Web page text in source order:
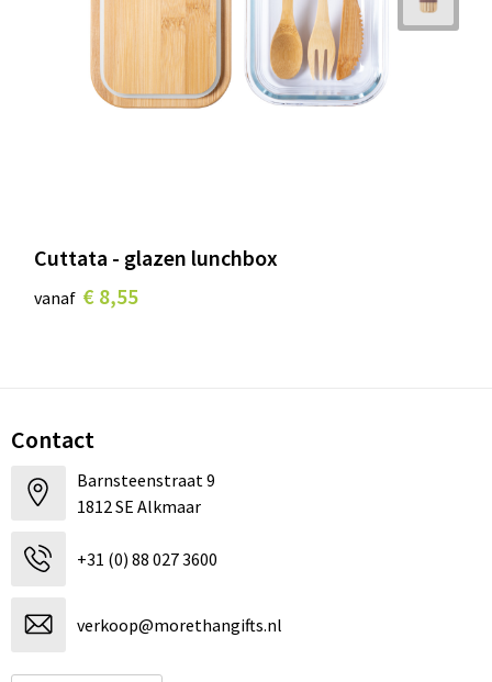
Cuttata - glazen lunchbox
vanaf € 8,55
Contact
Barnsteenstraat 9
1812 SE Alkmaar
+31 (0) 88 027 3600
verkoop@morethangifts.nl